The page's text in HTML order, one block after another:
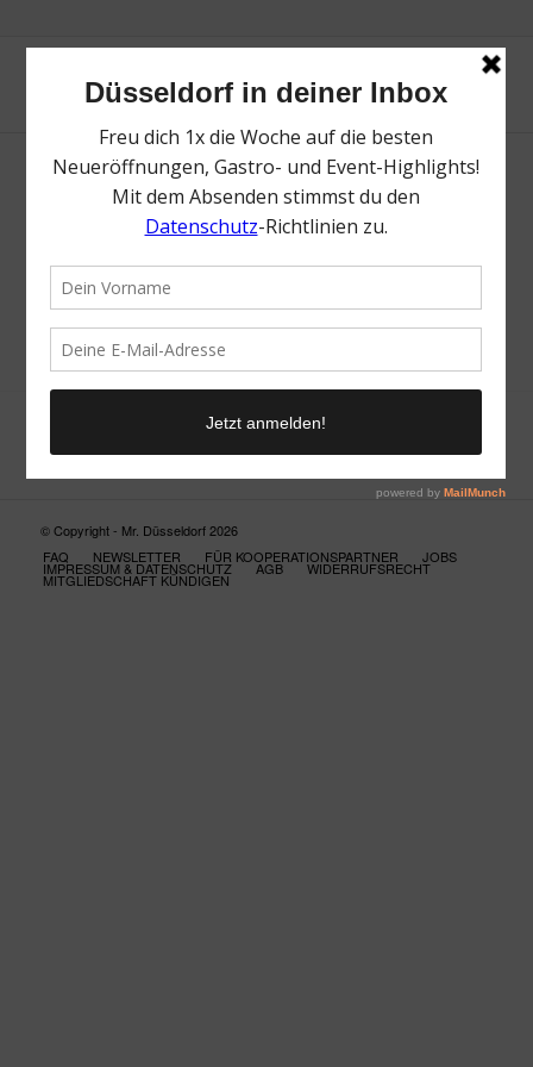
Neue Suche
Suchergebnis nicht zufriedenstellend? Versuche es mal mit
einem Wortteil oder einer anderen Schreibweise.
© Copyright - Mr. Düsseldorf 2026
FAQ
NEWSLETTER FÜR KOOPERATIONSPARTNER JOBS
IMPRESSUM & DATENSCHUTZ AGB WIDERRUFSRECHT
MITGLIEDSCHAFT KÜNDIGEN